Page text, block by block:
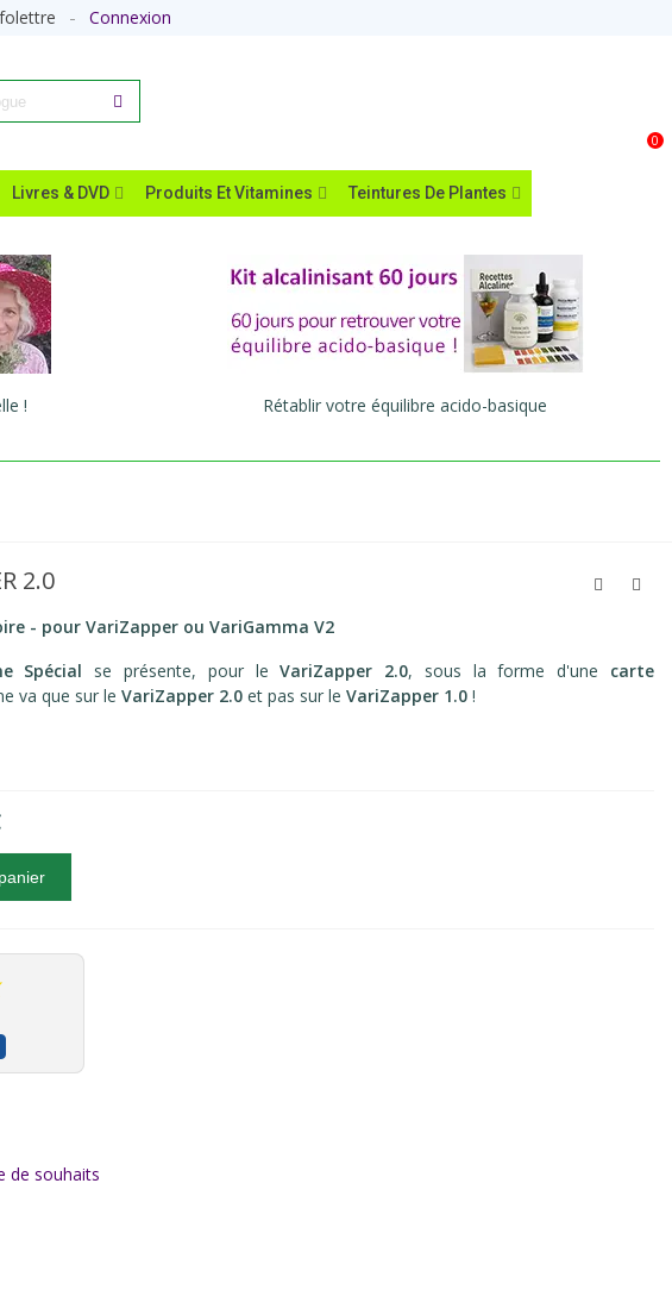
Connexion
0
Livres & DVD Produits Et Vitamines Teintures De Plantes
! Rétablir votre équilibre acido-basique
2.0
- pour VariZapper ou VariGamma V2
Spécial se présente, pour leVariZapper 2.0, sous la forme d'une carte
va que sur le VariZapper 2.0 et pas sur le VariZapper 1.0 !
de souhaits